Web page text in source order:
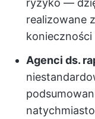
ryzyko —
realizowane
Agenci ds.